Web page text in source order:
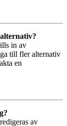
in av
till fler alternativ
en
av